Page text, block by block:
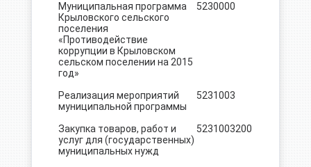
Муниципальная программа
Крыловского сельского
поселения
«Противодействие
коррупции в Крыловском
сельском поселении на 2015
год»
5230000
Реализация мероприятий
муниципальной программы
5231003
Закупка товаров, работ и
услуг для (государственных)
муниципальных нужд
5231003200